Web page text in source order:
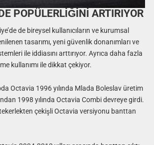
POPÜLERLİĞİNİ ARTIRIYOR
de bireysel kullanıcıların ve kurumsal
tasarımı, yeni güvenlik donanımları ve
ile iddiasını arttırıyor. Ayrıca daha fazla
kullanımı ile dikkat çekiyor.
Octavia 1996 yılında Mlada Boleslav üretim
1998 yılında Octavia Combi devreye girdi.
çekişli Octavia versiyonu banttan